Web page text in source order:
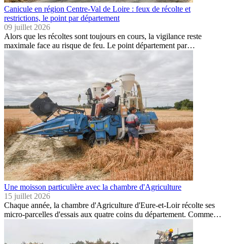
Canicule en région Centre-Val de Loire : feux de récolte et
restrictions, le point par département
09 juillet 2026
Alors que les récoltes sont toujours en cours, la vigilance reste
maximale face au risque de feu. Le point département par…
Une moisson particulière avec la chambre d'Agriculture
15 juillet 2026
Chaque année, la chambre d'Agriculture d'Eure-et-Loir récolte ses
micro-parcelles d'essais aux quatre coins du département. Comme…